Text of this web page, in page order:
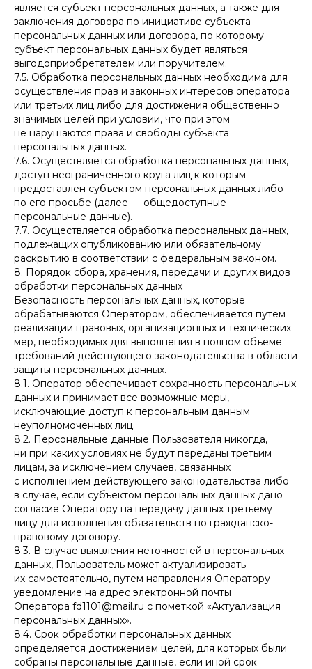
является субъект персональных данных, а также для
заключения договора по инициативе субъекта
персональных данных или договора, по которому
субъект персональных данных будет являться
выгодоприобретателем или поручителем.
7.5. Обработка персональных данных необходима для
осуществления прав и законных интересов оператора
или третьих лиц либо для достижения общественно
значимых целей при условии, что при этом
не нарушаются права и свободы субъекта
персональных данных.
7.6. Осуществляется обработка персональных данных,
доступ неограниченного круга лиц к которым
предоставлен субъектом персональных данных либо
по его просьбе (далее — общедоступные
персональные данные).
7.7. Осуществляется обработка персональных данных,
подлежащих опубликованию или обязательному
раскрытию в соответствии с федеральным законом.
8. Порядок сбора, хранения, передачи и других видов
обработки персональных данных
Безопасность персональных данных, которые
обрабатываются Оператором, обеспечивается путем
реализации правовых, организационных и технических
мер, необходимых для выполнения в полном объеме
требований действующего законодательства в области
защиты персональных данных.
8.1. Оператор обеспечивает сохранность персональных
данных и принимает все возможные меры,
исключающие доступ к персональным данным
неуполномоченных лиц.
8.2. Персональные данные Пользователя никогда,
ни при каких условиях не будут переданы третьим
лицам, за исключением случаев, связанных
с исполнением действующего законодательства либо
в случае, если субъектом персональных данных дано
согласие Оператору на передачу данных третьему
лицу для исполнения обязательств по гражданско-
правовому договору.
8.3. В случае выявления неточностей в персональных
данных, Пользователь может актуализировать
их самостоятельно, путем направления Оператору
уведомление на адрес электронной почты
Оператора fd1101@mail.ru с пометкой «Актуализация
персональных данных».
8.4. Срок обработки персональных данных
определяется достижением целей, для которых были
собраны персональные данные, если иной срок